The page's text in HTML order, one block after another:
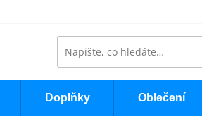
Doplňky Oblečení